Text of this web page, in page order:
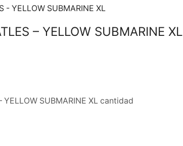
– YELLOW SUBMARINE XL
YELLOW SUBMARINE XL cantidad